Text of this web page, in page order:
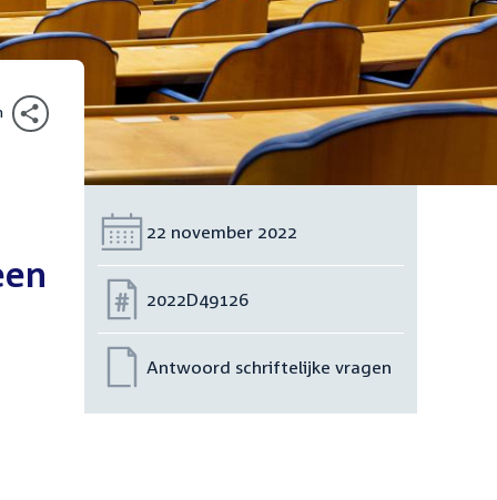
Datum:
22 november 2022
Nummer:
2022D49126
Antwoord schriftelijke vragen